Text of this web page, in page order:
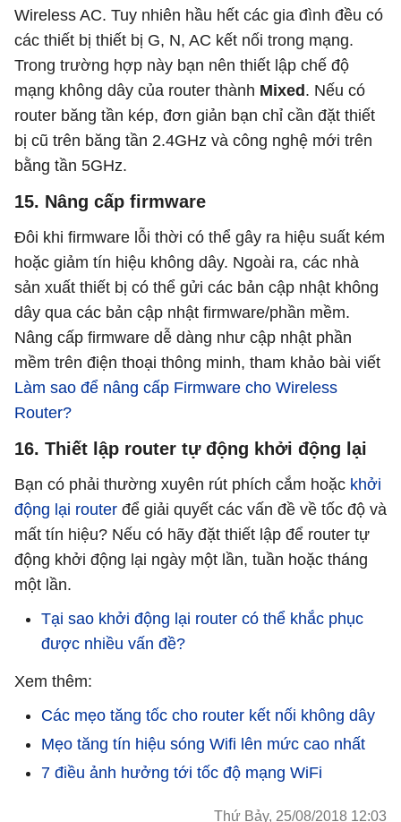
Wireless AC. Tuy nhiên hầu hết các gia đình đều có
các thiết bị thiết bị G, N, AC kết nối trong mạng.
Trong trường hợp này bạn nên thiết lập chế độ
mạng không dây của router thành Mixed. Nếu có
router băng tần kép, đơn giản bạn chỉ cần đặt thiết
bị cũ trên băng tần 2.4GHz và công nghệ mới trên
bằng tần 5GHz.
15. Nâng cấp firmware
Đôi khi firmware lỗi thời có thể gây ra hiệu suất kém
hoặc giảm tín hiệu không dây. Ngoài ra, các nhà
sản xuất thiết bị có thể gửi các bản cập nhật không
dây qua các bản cập nhật firmware/phần mềm.
Nâng cấp firmware dễ dàng như cập nhật phần
mềm trên điện thoại thông minh, tham khảo bài viết
Làm sao để nâng cấp Firmware cho Wireless
Router?
16. Thiết lập router tự động khởi động lại
Bạn có phải thường xuyên rút phích cắm hoặc khởi
động lại router để giải quyết các vấn đề về tốc độ và
mất tín hiệu? Nếu có hãy đặt thiết lập để router tự
động khởi động lại ngày một lần, tuần hoặc tháng
một lần.
Tại sao khởi động lại router có thể khắc phục
được nhiều vấn đề?
Xem thêm:
Các mẹo tăng tốc cho router kết nối không dây
Mẹo tăng tín hiệu sóng Wifi lên mức cao nhất
7 điều ảnh hưởng tới tốc độ mạng WiFi
Thứ Bảy, 25/08/2018 12:03